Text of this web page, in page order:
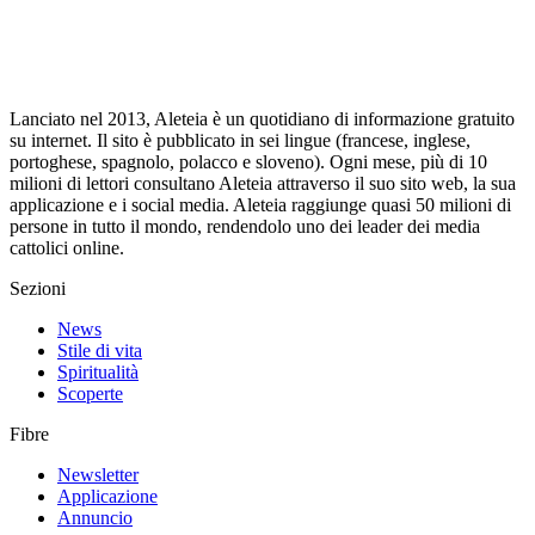
Lanciato nel 2013, Aleteia è un quotidiano di informazione gratuito
su internet. Il sito è pubblicato in sei lingue (francese, inglese,
portoghese, spagnolo, polacco e sloveno). Ogni mese, più di 10
milioni di lettori consultano Aleteia attraverso il suo sito web, la sua
applicazione e i social media. Aleteia raggiunge quasi 50 milioni di
persone in tutto il mondo, rendendolo uno dei leader dei media
cattolici online.
Sezioni
News
Stile di vita
Spiritualità
Scoperte
Fibre
Newsletter
Applicazione
Annuncio